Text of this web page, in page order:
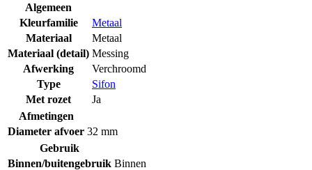
Algemeen
Kleurfamilie
Metaal
Materiaal
Metaal
Materiaal (detail) Messing
Afwerking
Verchroomd
Type
Sifon
Met rozet
Ja
Afmetingen
Diameter afvoer 32 mm
Gebruik
Binnen/buitengebruik Binnen